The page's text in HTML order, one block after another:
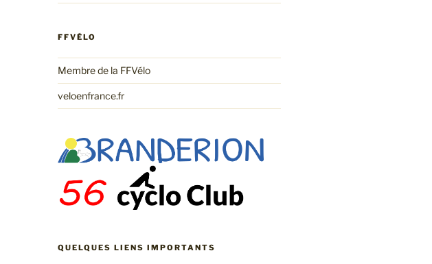
FFVÉLO
Membre de la FFVélo
veloenfrance.fr
QUELQUES LIENS IMPORTANTS